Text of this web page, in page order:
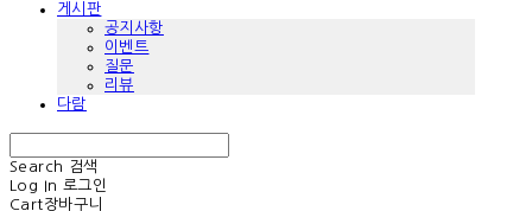
게시판
공지사항
이벤트
질문
리뷰
다람
Search
검색
Log In 로그인
Cart장바구니